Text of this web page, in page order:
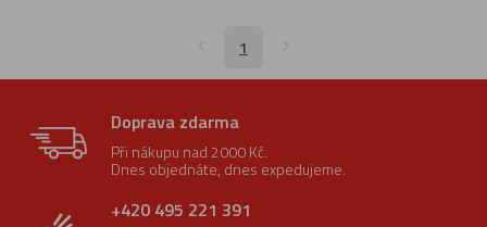
1
Doprava zdarma
Při nákupu nad 2000 Kč.
Dnes objednáte, dnes expedujeme.
+420 495 221 391